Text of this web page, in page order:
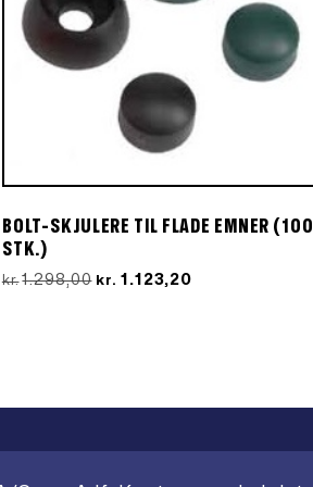
BOLT-SKJULERE TIL FLADE EMNER (100
STK.)
kr. 1.298,00 Den
kr. 1.123,20